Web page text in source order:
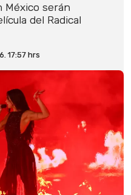
México serán
del Radical
17:57 hrs